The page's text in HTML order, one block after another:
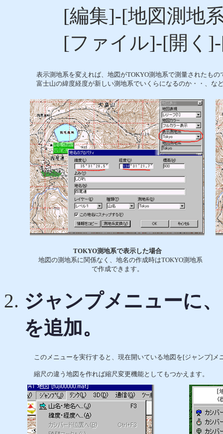
[編集]-[地図測地
[ファイル]-[開く]-
表示測地系を変えれば、地図がTOKYO測地系で測量されたも
富士山の緯度経度が新しい測地系でいくらになるのか・・、な
TOKYO測地系で表示した場合
地図の測地系に関係なく、地名の作成時はTOKYO測地系
で作成できます。
ジャンプメニューに
を追加。
このメニューを実行すると、現在開いている地図を[ジャンプ]メ
縮尺の違う地図を作れば縮尺変更機能としてもつかえます。